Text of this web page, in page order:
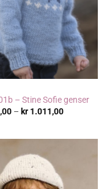
– Stine Sofie genser
– kr1.011,00